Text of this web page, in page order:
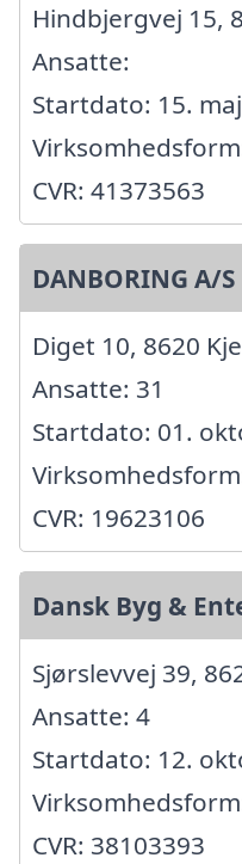
Hindbjergvej 15,
Ansatte:
Startdato: 15.
CVR: 41373563
DANBORING A/S
Diget 10, 8620
Ansatte: 31
Startdato: 01.
CVR: 19623106
Dansk Byg &
Sjørslevvej 39,
Ansatte: 4
Startdato: 12.
CVR: 38103393